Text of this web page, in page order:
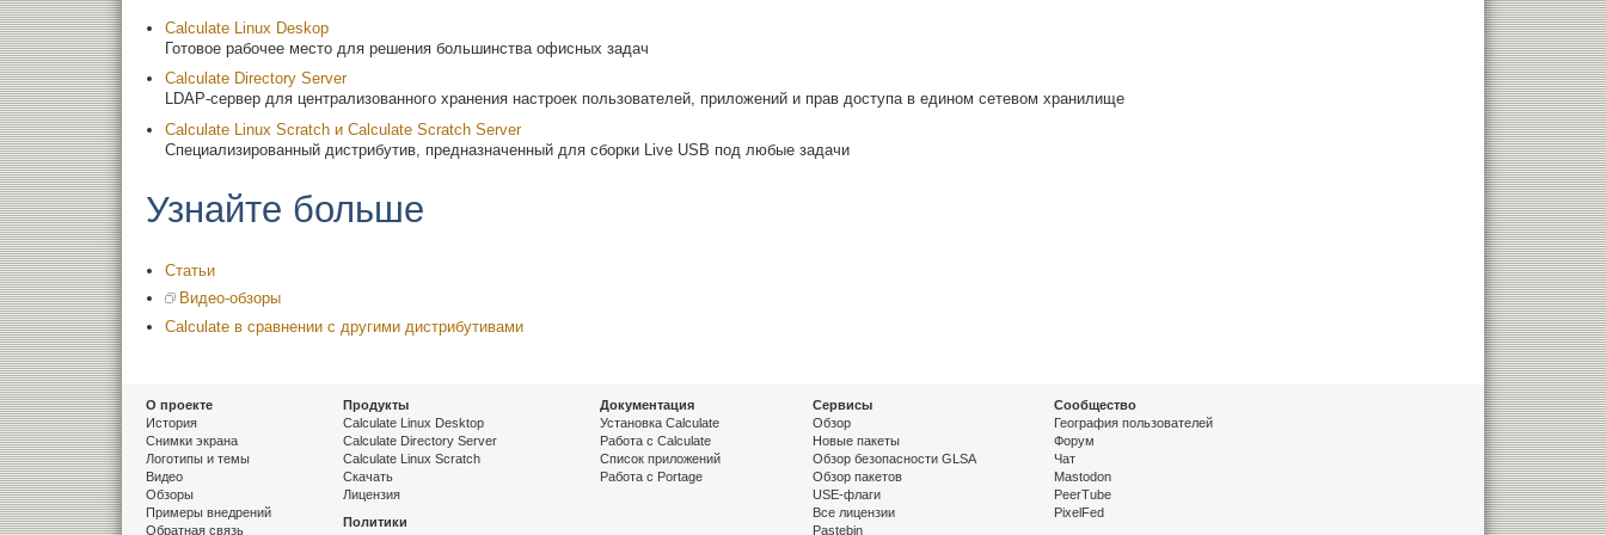
Calculate Linux Deskop
Готовое рабочее место для решения большинства офисных задач
Calculate Directory Server
LDAP-сервер для централизованного хранения настроек пользователей, приложений и прав доступа в едином сетевом хранилище
Calculate Linux Scratch и Calculate Scratch Server
Специализированный дистрибутив, предназначенный для сборки Live USB под любые задачи
Узнайте больше
Статьи
Видео-обзоры
Calculate в сравнении с другими дистрибутивами
О проекте
История
Снимки экрана
Логотипы и темы
Видео
Обзоры
Примеры внедрений
Обратная связь
Продукты
Calculate Linux Desktop
Calculate Directory Server
Calculate Linux Scratch
Скачать
Лицензия
Политики
Документация
Установка Calculate
Работа с Calculate
Список приложений
Работа с Portage
Сервисы
Обзор
Новые пакеты
Обзор безопасности GLSA
Обзор пакетов
USE-флаги
Все лицензии
Pastebin
Сообщество
География пользователей
Форум
Чат
Mastodon
PeerTube
PixelFed